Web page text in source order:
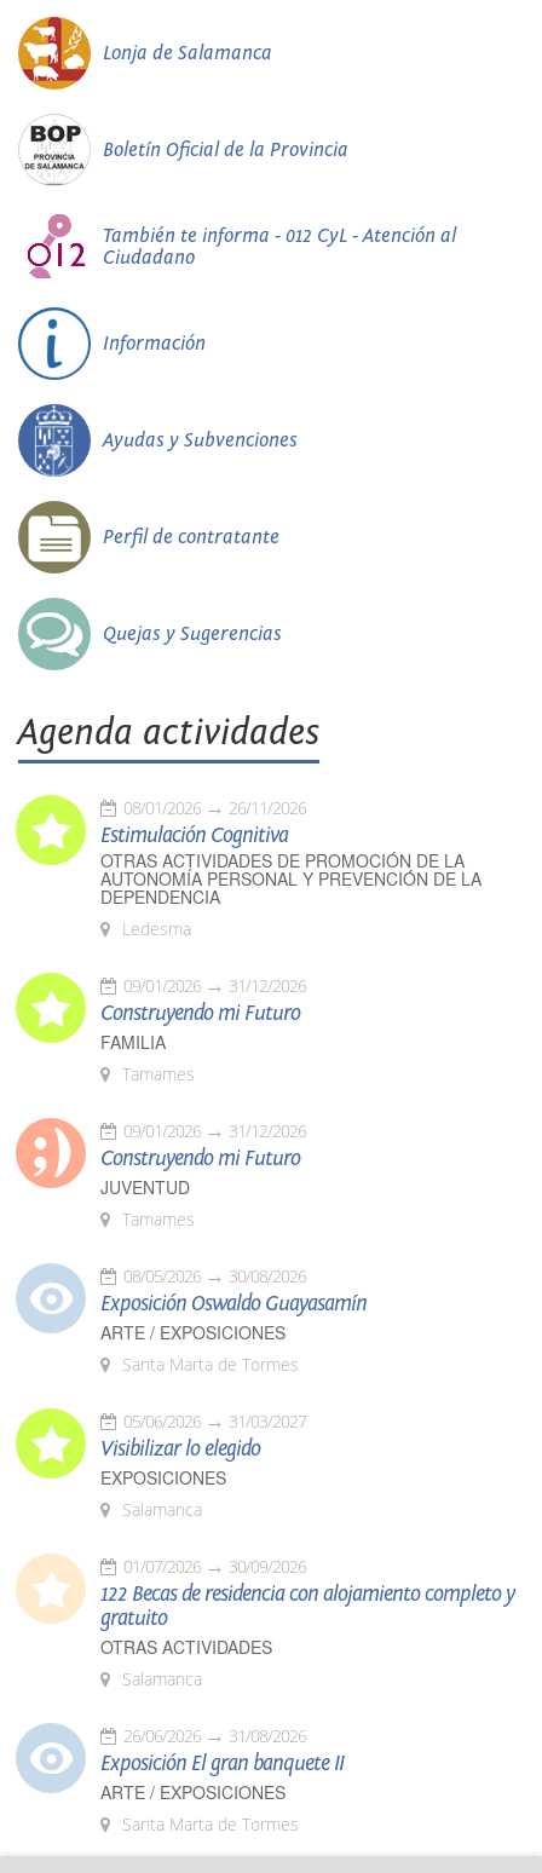
Lonja de Salamanca
Boletín Oficial de la Provincia
También te informa - 012 CyL - Atención al
Ciudadano
Información
Ayudas y Subvenciones
Perfil de contratante
Quejas y Sugerencias
Agenda actividades
08/01/2026 26/11/2026
Estimulación Cognitiva
OTRAS ACTIVIDADES DE PROMOCIÓN DE LA
AUTONOMÍA PERSONAL Y PREVENCIÓN DE LA
DEPENDENCIA
Ledesma
09/01/2026 31/12/2026
Construyendo mi Futuro
FAMILIA
Tamames
09/01/2026 31/12/2026
Construyendo mi Futuro
JUVENTUD
Tamames
08/05/2026 30/08/2026
Exposición Oswaldo Guayasamín
ARTE / EXPOSICIONES
Santa Marta de Tormes
05/06/2026 31/03/2027
Visibilizar lo elegido
EXPOSICIONES
Salamanca
01/07/2026 30/09/2026
122 Becas de residencia con alojamiento completo y
gratuito
OTRAS ACTIVIDADES
Salamanca
26/06/2026 31/08/2026
Exposición El gran banquete II
ARTE / EXPOSICIONES
Santa Marta de Tormes